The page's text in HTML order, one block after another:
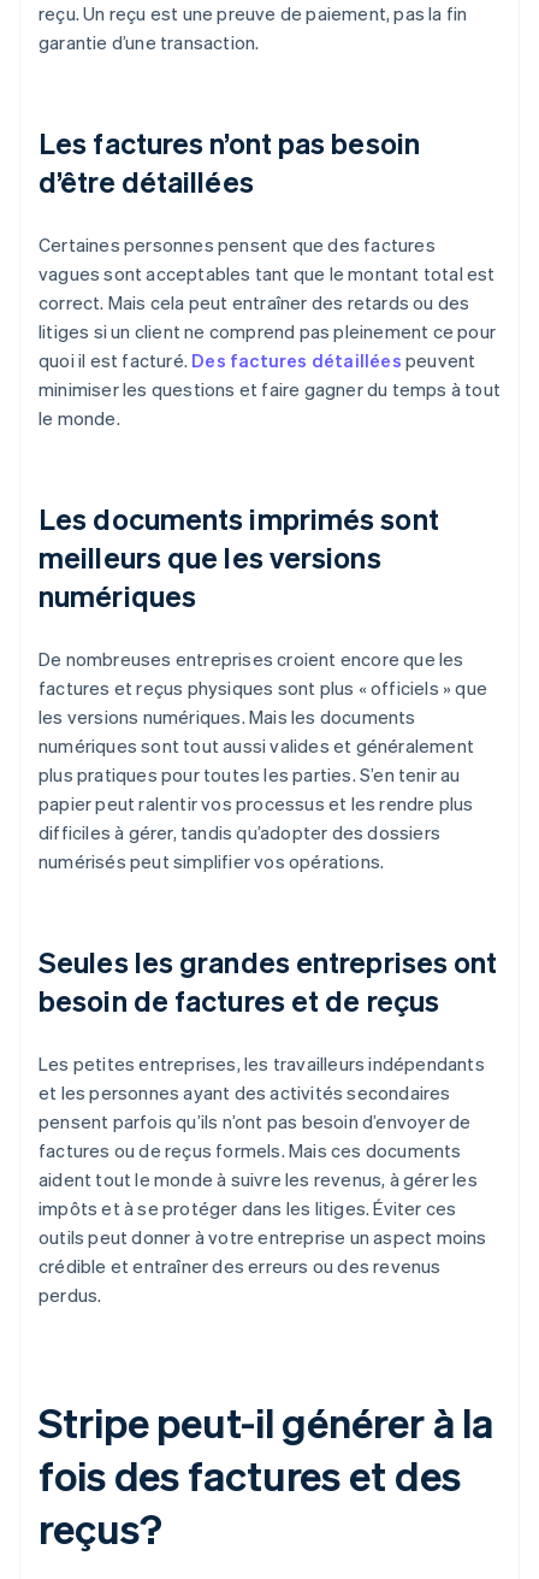
reçu. Un reçu est une preuve de paiement, pas la fin
garantie d’une transaction.
Les factures n’ont pas besoin
d’être détaillées
Certaines personnes pensent que des factures
vagues sont acceptables tant que le montant total est
correct. Mais cela peut entraîner des retards ou des
litiges si un client ne comprend pas pleinement ce pour
quoi il est facturé. Des factures détaillées peuvent
minimiser les questions et faire gagner du temps à tout
le monde.
Les documents imprimés sont
meilleurs que les versions
numériques
De nombreuses entreprises croient encore que les
factures et reçus physiques sont plus « officiels » que
les versions numériques. Mais les documents
numériques sont tout aussi valides et généralement
plus pratiques pour toutes les parties. S’en tenir au
papier peut ralentir vos processus et les rendre plus
difficiles à gérer, tandis qu’adopter des dossiers
numérisés peut simplifier vos opérations.
Seules les grandes entreprises ont
besoin de factures et de reçus
Les petites entreprises, les travailleurs indépendants
et les personnes ayant des activités secondaires
pensent parfois qu’ils n’ont pas besoin d’envoyer de
factures ou de reçus formels. Mais ces documents
aident tout le monde à suivre les revenus, à gérer les
impôts et à se protéger dans les litiges. Éviter ces
outils peut donner à votre entreprise un aspect moins
crédible et entraîner des erreurs ou des revenus
perdus.
Stripe peut-il générer à la
fois des factures et des
reçus?